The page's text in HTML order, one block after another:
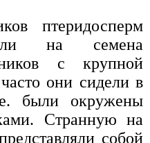
птеридосперм
на семена
с крупной
они сидели в
были окружены
Странную на
собой